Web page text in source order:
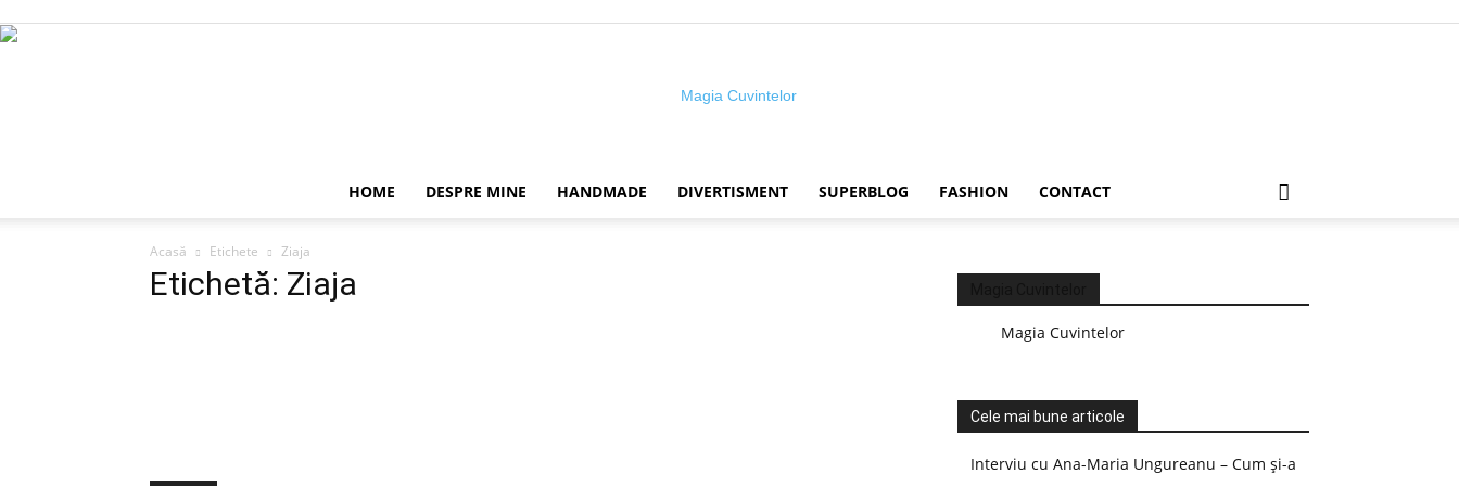
HOME DESPRE MINE HANDMADE DIVERTISMENT SUPERBLOG FASHION CONTACT
Acasă Etichete Ziaja
Etichetă: Ziaja
Magia Cuvintelor
Cele mai bune articole
Interviu cu Ana-Maria Ungureanu – Cum și-a